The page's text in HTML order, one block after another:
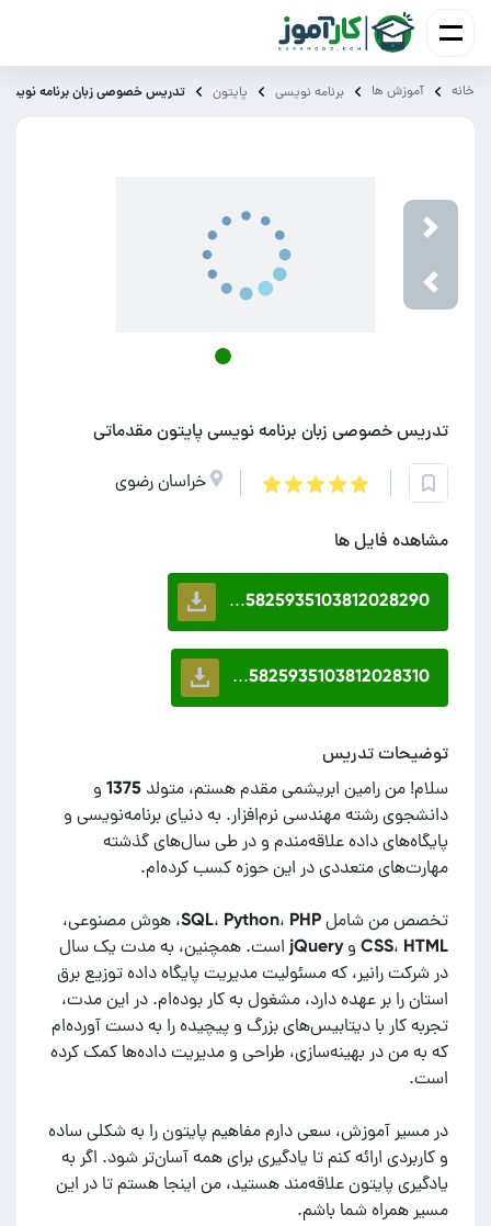
خانه آموزش ‌ها برنامه نویسی پایتون تدریس خصوصی زبان برنامه نویسی
Next
تدریس خصوصی زبان برنامه نویسی پایتون مقدماتی
خراسان رضوی
مشاهده فایل ها
5825935103812028290...
5825935103812028310...
توضیحات تدریس
سلام! من رامین ابریشمی مقدم هستم، متولد 1375 و
دانشجوی رشته مهندسی نرم‌افزار. به دنیای برنامه‌نویسی و
پایگاه‌های داده علاقه‌مندم و در طی سال‌های گذشته
تخصص من شامل SQL، Python، PHP، هوش مصنوعی،
CSS، HTML و jQuery است. همچنین، به مدت یک سال
در شرکت رانیر، که مسئولیت مدیریت پایگاه داده توزیع برق
استان را بر عهده دارد، مشغول به کار بوده‌ام. در این مدت،
تجربه کار با دیتابیس‌های بزرگ و پیچیده را به دست آورده‌ام
که به من در بهینه‌سازی، طراحی و مدیریت داده‌ها کمک کرده
در مسیر آموزش، سعی دارم مفاهیم پایتون را به شکلی ساده
و کاربردی ارائه کنم تا یادگیری برای همه آسان‌تر شود. اگر به
یادگیری پایتون علاقه‌مند هستید، من اینجا هستم تا در این
مسیر همراه شما باشم.